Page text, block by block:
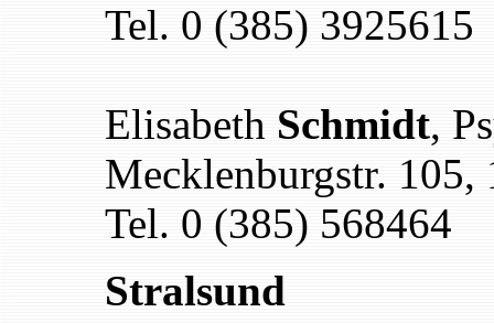
Tel. 0 (385) 3925615
Elisabeth Schmidt,
Mecklenburgstr. 105,
Tel. 0 (385) 568464
Stralsund